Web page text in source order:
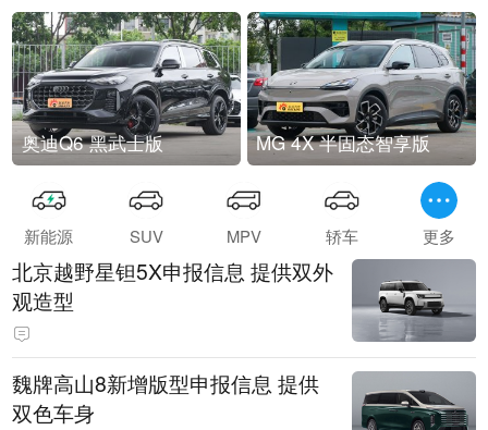
奥迪Q6 黑武士版 MG 4X 半固态智享版
新能源 SUV MPV 轿车 更多
北京越野星钽5X申报信息 提供双外
观造型
魏牌高山8新增版型申报信息 提供
双色车身